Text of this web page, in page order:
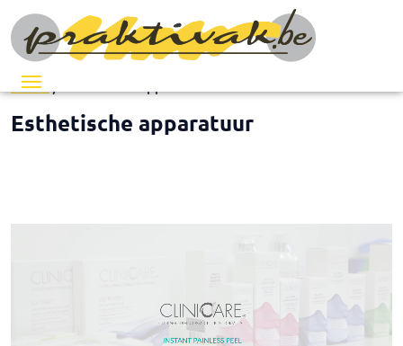
Menu
Home
Esthetische apparatuur